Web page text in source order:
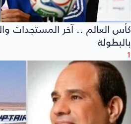
كأس العالم .. آخر المستجدات
بالبطولة
1